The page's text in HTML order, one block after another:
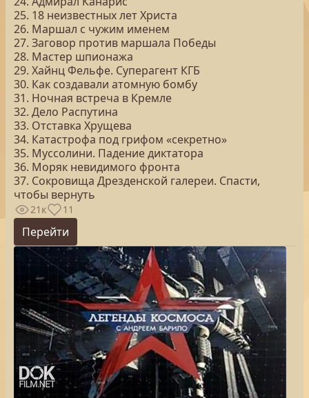
25. 18 неизвестных лет Христа
26. Маршал с чужим именем
27. Заговор против маршала Победы
28. Мастер шпионажа
29. Хайнц Фельфе. Суперагент КГБ
30. Как создавали атомную бомбу
31. Ночная встреча в Кремле
32. Дело Распутина
33. Отставка Хрущева
34. Катастрофа под грифом «секретно»
35. Муссолини. Падение диктатора
36. Моряк невидимого фронта
37. Сокровища Дрезденской галереи. Спасти,
чтобы вернуть
21к 11
Перейти